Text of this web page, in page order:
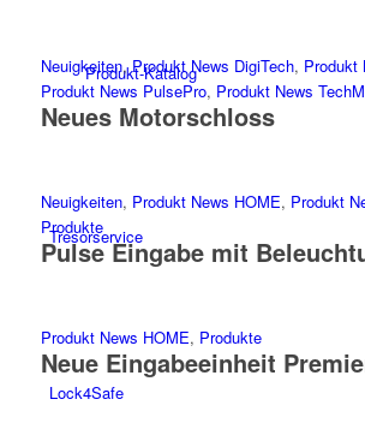
Produkt-Katalog
Tresorservice
Lock4Safe
Neuigkeiten,Produkt News DigiTech, Produkt
Produkt News PulsePro, Produkt News
Neues Motorschloss
Neuigkeiten, Produkt News HOME, Produkt
Produkte
Pulse Eingabe mit
Produkt News HOME, Produkte
Neue Eingabeeinheit